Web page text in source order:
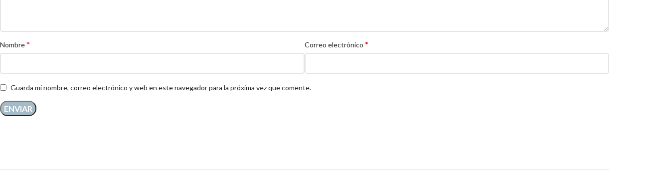
Nombre* Correo electrónico *
Guarda mi nombre, correo electrónico y web en este navegador para la próxima vez que comente.